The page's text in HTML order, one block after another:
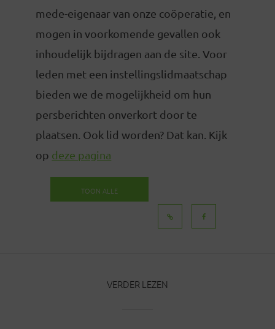
mede-eigenaar van onze coöperatie, en
mogen in voorkomende gevallen ook
inhoudelijk bijdragen aan de site. Voor
leden met een instellingslidmaatschap
bieden we de mogelijkheid om hun
persberichten onverkort door te
plaatsen. Ook lid worden? Dat kan. Kijk
op deze pagina
TOON ALLE
VERDER LEZEN